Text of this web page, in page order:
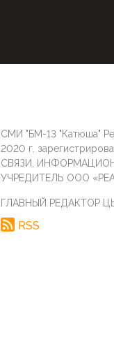
СМИ "БМ-13 "Катюша"
2020 г.
СВЯЗИ,
УЧРЕДИТЕЛЬ ООО
ГЛАВНЫЙ РЕДАКТОР
RSS